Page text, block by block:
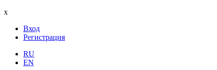
x
Вход
Регистрация
RU
EN